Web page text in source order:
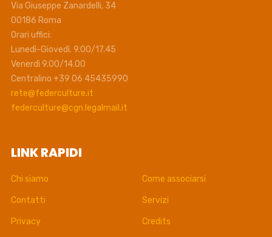
Via Giuseppe Zanardelli, 34
00186 Roma
Orari uffici:
Lunedì-Giovedì. 9.00/17.45
Venerdì 9.00/14.00
Centralino +39 06 45435990
rete@federculture.it
federculture@cgn.legalmail.it
LINK RAPIDI
Chi siamo Come associarsi
Contatti Servizi
Privacy Credits